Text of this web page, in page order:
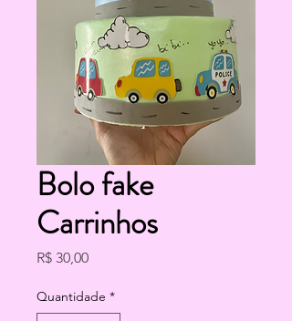
Bolo fake
Carrinhos
R$ 30,00Preço
Quantidade *